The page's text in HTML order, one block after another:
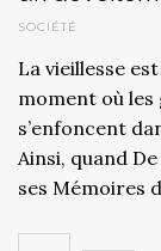
SOCIÉTÉ
La vieillesse
moment où les
s’enfoncent
Ainsi, quand
ses Mémoires